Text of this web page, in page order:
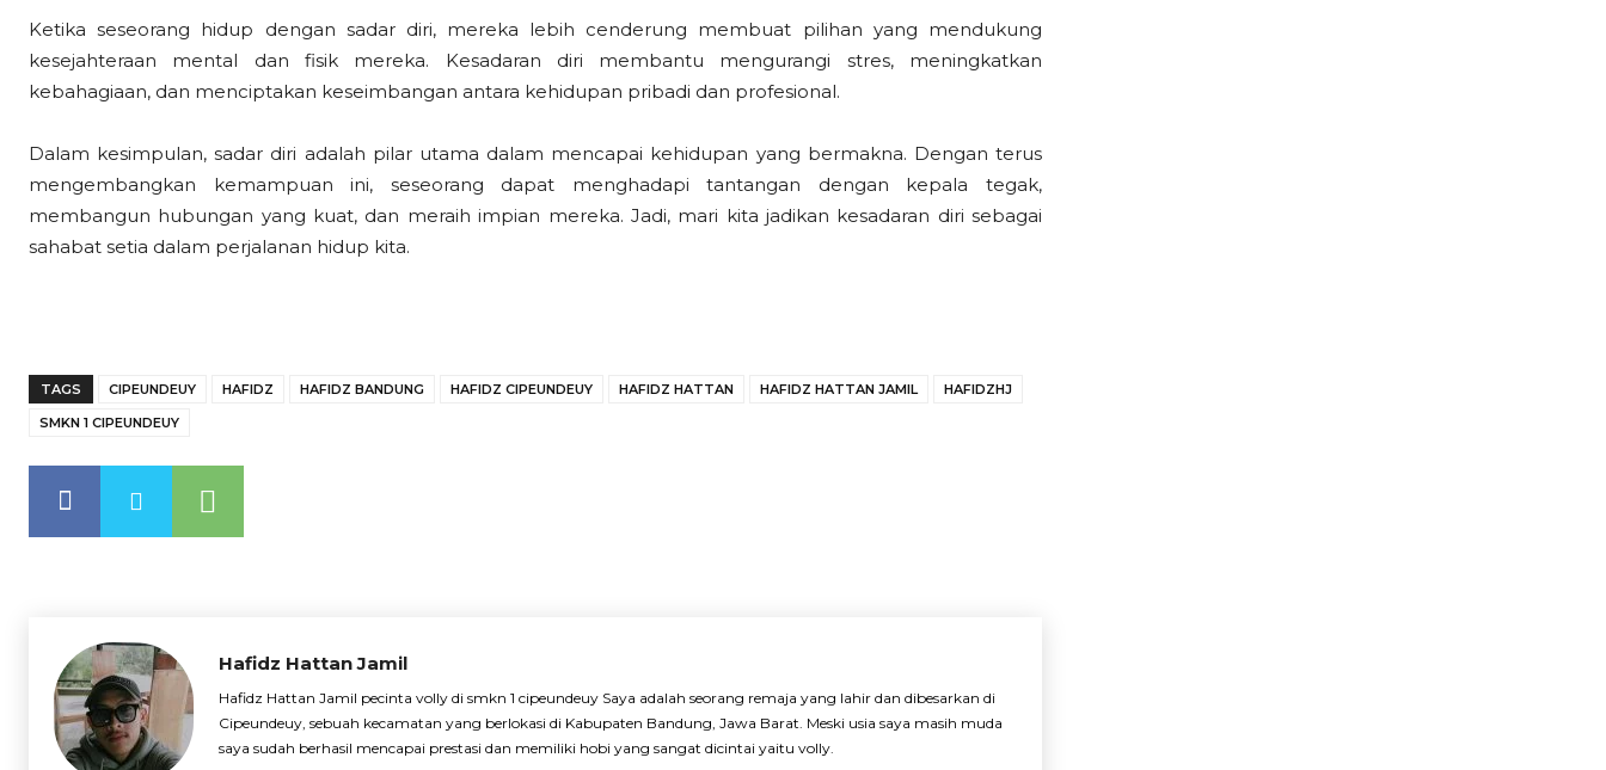
Ketika seseorang hidup dengan sadar diri, mereka lebih cenderung membuat pilihan yang mendukung
kesejahteraan mental dan fisik mereka. Kesadaran diri membantu mengurangi stres, meningkatkan
kebahagiaan, dan menciptakan keseimbangan antara kehidupan pribadi dan profesional.
Dalam kesimpulan, sadar diri adalah pilar utama dalam mencapai kehidupan yang bermakna. Dengan terus
mengembangkan kemampuan ini, seseorang dapat menghadapi tantangan dengan kepala tegak,
membangun hubungan yang kuat, dan meraih impian mereka. Jadi, mari kita jadikan kesadaran diri sebagai
sahabat setia dalam perjalanan hidup kita.
TAGS CIPEUNDEUY HAFIDZ HAFIDZ BANDUNG HAFIDZ CIPEUNDEUY HAFIDZ HATTAN HAFIDZ HATTAN JAMIL
HAFIDZHJ
SMKN 1 CIPEUNDEUY
Hafidz Hattan Jamil
Hafidz Hattan Jamil pecinta volly di smkn 1 cipeundeuy Saya adalah seorang remaja yang lahir dan dibesarkan di
Cipeundeuy, sebuah kecamatan yang berlokasi di Kabupaten Bandung, Jawa Barat. Meski usia saya masih muda
saya sudah berhasil mencapai prestasi dan memiliki hobi yang sangat dicintai yaitu volly.